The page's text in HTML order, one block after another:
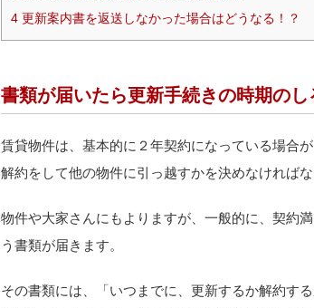
4 更新案内書を返送しなかった場合はどうなる！？
書類が届いたら更新手続きの時期のし
賃貸物件は、基本的に２年契約になっている場合
解約をして他の物件に引っ越すかを決めなければな
物件や大家さんにもよりますが、一般的に、契約
う書類が届きます。
その書類には、「いつまでに、更新するか解約す